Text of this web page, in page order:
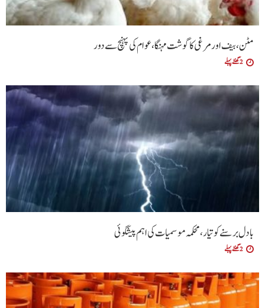
مٹن، بیف اور مرغی کا گوشت مہنگا، عوام کی پہنچ سے دور
2 گھنٹے پہلے
بادل برسنے کو تیار، محکمہ موسمیات کی اہم پیشگوئی
2 گھنٹے پہلے